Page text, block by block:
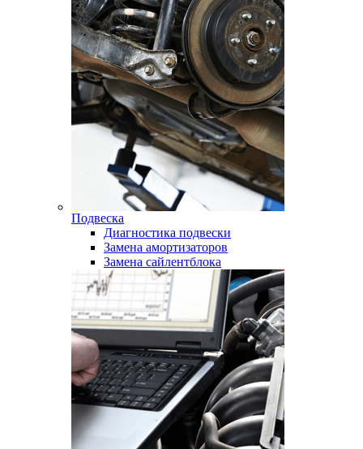
Подвеска
Диагностика подвески
Замена амортизаторов
Замена сайлентблока